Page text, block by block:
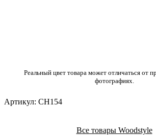
Реальный цвет товара может отличаться от
фотографиях.
Артикул: CH154
Все товары Woodstyle